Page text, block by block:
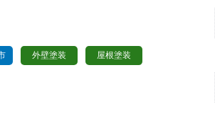
外壁塗装 屋根塗装